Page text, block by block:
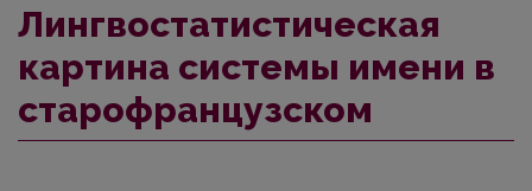
Лингвостатистическая
картина системы имени в
старофранцузском